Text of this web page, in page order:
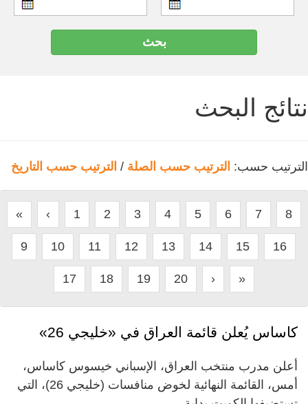
نتائج البحث
الترتيب حسب: الترتيب حسب الصلة / الترتيب حسب التاريخ
« ‹ 1 2 3 4 5 6 7 8
9 10 11 12 13 14 15 16
17 18 19 20 › »
كاساس يُعلن قائمة العراق في «خليجي 26»
أعلن مدرب منتخب العراق، الإسباني خيسوس كاساس،
أمس، القائمة النهائية لخوض منافسات (خليجي 26)، التي